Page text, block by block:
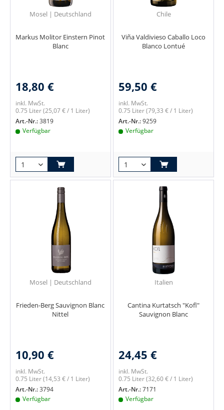
Mosel | Deutschland
Markus Molitor Einstern Pinot
Blanc
18,80 €
inkl. MwSt.
0.75 Liter(25,07 € / 1 Liter)
Art.-Nr.:3819
Verfügbar
Chile
Viña Valdivieso Caballo Loco
Blanco Lontué
59,50 €
inkl. MwSt.
0.75 Liter(79,33 € / 1 Liter)
Art.-Nr.:9259
Verfügbar
Mosel | Deutschland
Frieden-Berg Sauvignon Blanc
Nittel
10,90 €
inkl. MwSt.
0.75 Liter(14,53 € / 1 Liter)
Art.-Nr.:3794
Verfügbar
Italien
Cantina Kurtatsch "Kofl"
Sauvignon Blanc
24,45 €
inkl. MwSt.
0.75 Liter(32,60 € / 1 Liter)
Art.-Nr.:7171
Verfügbar